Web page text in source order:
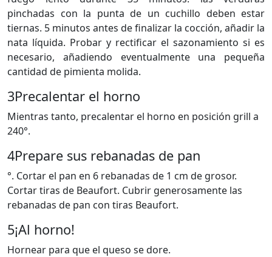
pinchadas con la punta de un cuchillo deben estar
tiernas. 5 minutos antes de finalizar la cocción, añadir la
nata líquida. Probar y rectificar el sazonamiento si es
necesario, añadiendo eventualmente una pequeña
cantidad de pimienta molida.
3Precalentar el horno
Mientras tanto, precalentar el horno en posición grill a
240°.
4Prepare sus rebanadas de pan
°. Cortar el pan en 6 rebanadas de 1 cm de grosor.
Cortar tiras de Beaufort. Cubrir generosamente las
rebanadas de pan con tiras Beaufort.
5¡Al horno!
Hornear para que el queso se dore.